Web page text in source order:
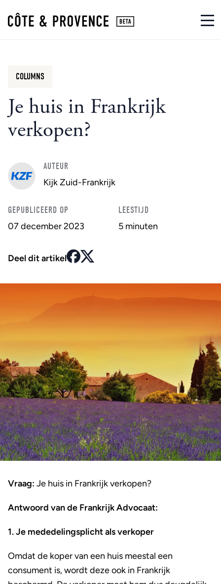
Je huis in Frankrijk
verkopen?
COLUMNS
AUTEUR
Kijk Zuid-Frankrijk
GEPUBLICEERD OP
07 december 2023
LEESTIJD
5 minuten
Deel dit artikel
Vraag: Je huis in Frankrijk verkopen?
Antwoord van de Frankrijk Advocaat:
1. Je mededelingsplicht als verkoper
Omdat de koper van een huis meestal een
consument is, wordt deze ook in Frankrijk